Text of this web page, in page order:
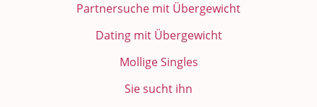
Partnersuche mit Übergewicht
Dating mit Übergewicht
Mollige Singles
Sie sucht ihn